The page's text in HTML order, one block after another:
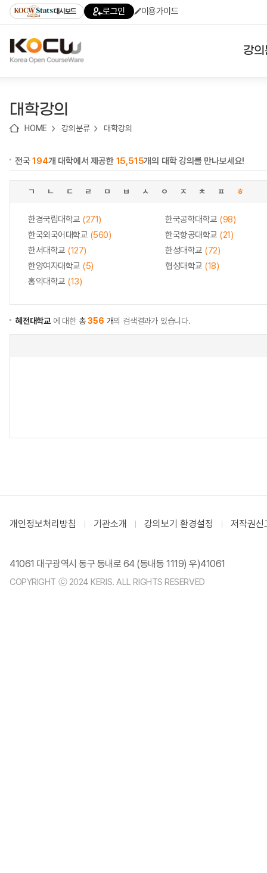
기
기
기
content)
가
대시보드 로그인 이용가이드
강
대학강의
HOME 강의분류 대학강의
전국194개 대학에서 제공한 15,515개의 대학 강의를 만나보세요!
ㄱ ㄴ ㄷ ㄹ ㅁ ㅂ ㅅ ㅇ ㅈ ㅊ ㅍ ㅎ
한경국립대학교 (271) 한국공학대학교 (98)
한국외국어대학교 (560) 한국항공대학교 (21)
한서대학교 (127) 한성대학교 (72)
한양여자대학교 (5) 협성대학교 (18)
홍익대학교 (13)
혜전대학교 에 대한 총356 개의 검색결과가 있습니다.
개인정보처리방침 기관소개 강의보기 환경설정 저작권신
41061 대구광역시 동구 동내로 64 (동내동 1119) 우)41061
COPYRIGHT ⓒ 2024 KERIS. ALL RIGHTS RESERVED